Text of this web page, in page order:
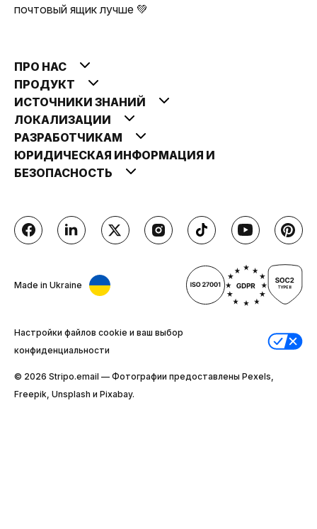
почтовый ящик лучше 💚
ПРО НАС
ПРОДУКТ
ИСТОЧНИКИ ЗНАНИЙ
ЛОКАЛИЗАЦИИ
РАЗРАБОТЧИКАМ
ЮРИДИЧЕСКАЯ ИНФОРМАЦИЯ И
БЕЗОПАСНОСТЬ
Made in Ukraine
Настройки файлов cookie и ваш выбор
конфиденциальности
© 2026 Stripо.email — Фотографии предоставлены Pexels,
Freepik, Unsplash и Pixabay.